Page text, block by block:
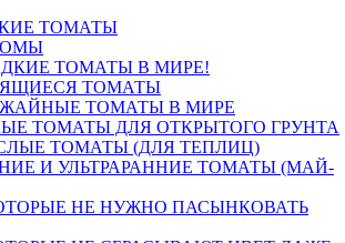
ТОМАТЫ
ТОМАТЫ В МИРЕ!
ТОМАТЫ
ТОМАТЫ В МИРЕ
ТОМАТЫ ДЛЯ ОТКРЫТОГО ГРУНТА
ТОМАТЫ (ДЛЯ ТЕПЛИЦ)
И УЛЬТРАРАННИЕ ТОМАТЫ (МАЙ-
НЕ НУЖНО ПАСЫНКОВАТЬ